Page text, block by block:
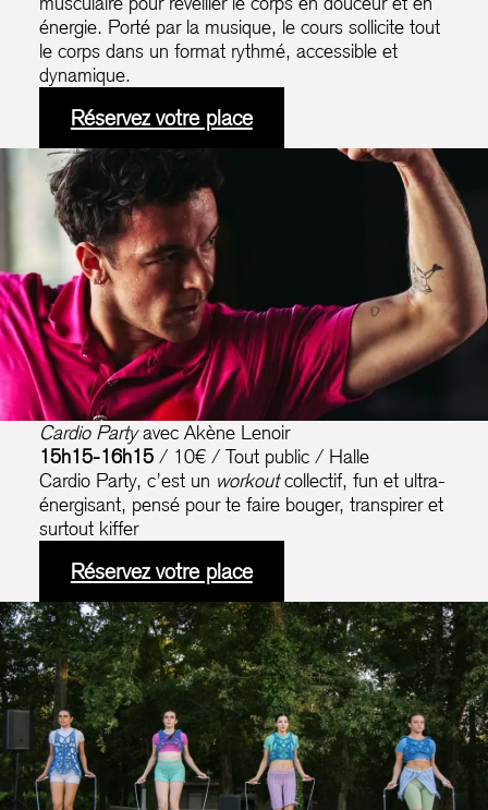
énergie. Porté par la musique, le cours sollicite tout
le corps dans un format rythmé, accessible et
dynamique.
Réservez votre place
Cardio Partyavec Akène Lenoir
15h15-16h15/ 10€ / Tout public / Halle
Cardio Party, c’est un workoutcollectif, fun et ultra-
énergisant, pensé pour te faire bouger, transpirer et
surtout kiffer
Réservez votre place